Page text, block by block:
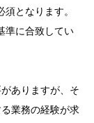
となります。
準に合致してい
ありますが、そ
業務の経験が求